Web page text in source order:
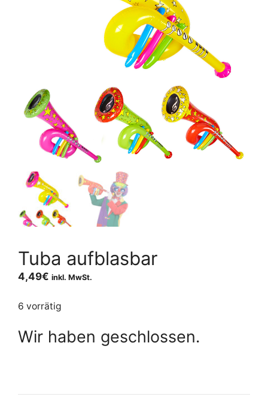
Tuba aufblasbar
4,49€ inkl. MwSt.
6 vorrätig
Wir haben geschlossen.